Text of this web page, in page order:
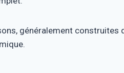
généralement construites